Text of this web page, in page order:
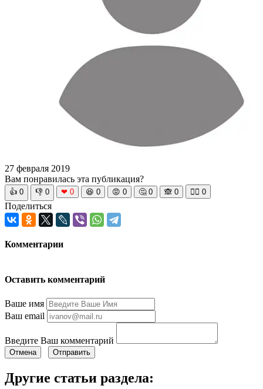
27 февраля 2019
Вам понравилась эта публикация?
👍 0 👎 0 ❤ 0 😆 0 😡 0 🤔 0 🙈 0 🧘‍♀️ 0
Поделиться
Комментарии
Оставить комментарий
Ваше имя
Ваш email
Введите Ваш комментарий
Отмена Отправить
Другие статьи раздела: